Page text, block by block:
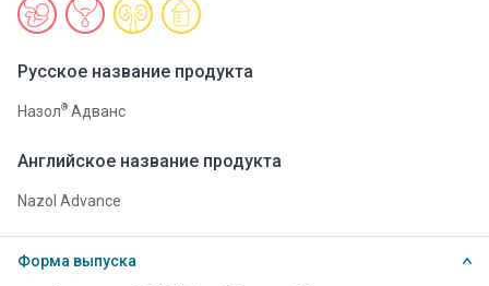
Русское название продукта
Назол® Адванс
Английское название продукта
Nazol Advance
Форма выпуска